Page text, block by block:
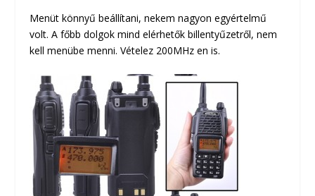
Menüt könnyű beállítani, nekem nagyon egyértelmű
volt. A főbb dolgok mind elérhetők billentyűzetről, nem
kell menübe menni. Vételez 200MHz en is.